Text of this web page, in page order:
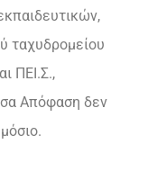
ταχυδρομείου
ΠΕΙ.Σ.,
Απόφαση δεν